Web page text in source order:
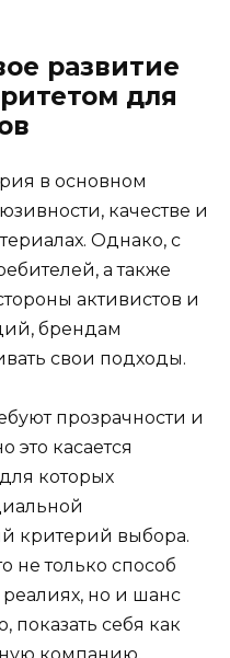
развитие
для
в основном
качестве и
Однако, с
а также
активистов и
брендам
свои подходы.
прозрачности и
это касается
которых
критерий выбора.
не только способ
но и шанс
показать себя как